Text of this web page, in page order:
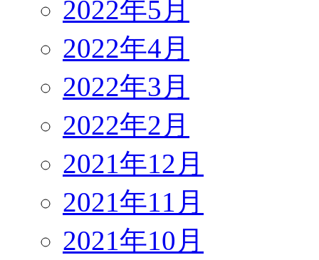
2022年5月
2022年4月
2022年3月
2022年2月
2021年12月
2021年11月
2021年10月